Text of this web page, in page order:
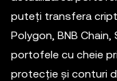
puteți transfera
Polygon, BNB Chain,
portofele cu cheie
protecție și conturi